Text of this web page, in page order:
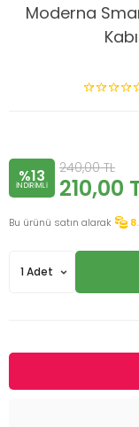
Moderna
%13
INDIRIMLI
240,00TL
210,00
Bu ürünü satın alarak